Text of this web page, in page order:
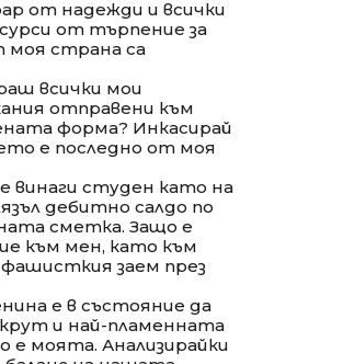
от надежди и всички
от търпение за
моя страна са
всички мои
отправени към
форма? Инкасирай
е последно от моя
винаги студен като на
дебитно салдо по
сметка. Защо е
към мен, като към
заем през
е в състояние да
и най-пламенната
е моята. Анализирайки